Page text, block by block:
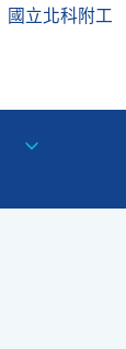
國立北科附工